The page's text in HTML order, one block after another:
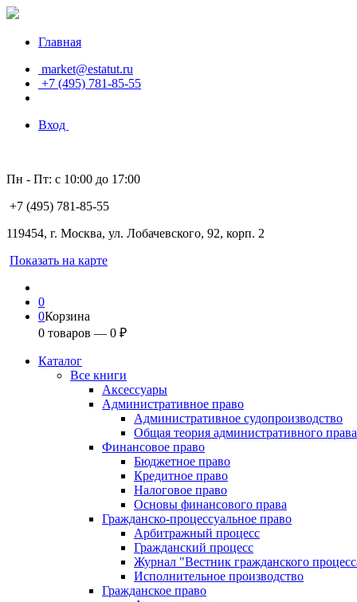
Главная
market@estatut.ru
+7 (495) 781-85-55
Вход
Пн - Пт: с 10:00 до 17:00
+7 (495) 781-85-55
119454, г. Москва, ул. Лобачевского, 92, корп. 2
Показать на карте
0
0Корзина
0 товаров — 0 ₽
Каталог
Все книги
Аксессуары
Административное право
Административное судопроизводство
Общая теория административного права
Финансовое право
Бюджетное право
Кредитное право
Налоговое право
Основы финансового права
Гражданско-процессуальное право
Арбитражный процесс
Гражданский процесс
Журнал "Вестник гражданского
Исполнительное производство
Гражданское право